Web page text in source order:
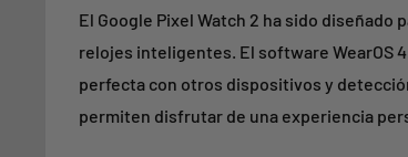
El Google Pixel Watch 2 ha sido
relojes inteligentes. El software WearOS
perfecta con otros dispositivos y
permiten disfrutar de una experiencia